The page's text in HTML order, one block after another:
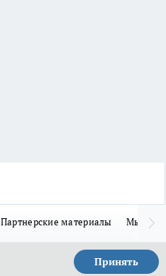
Партнерские материалы Мы в
Принять